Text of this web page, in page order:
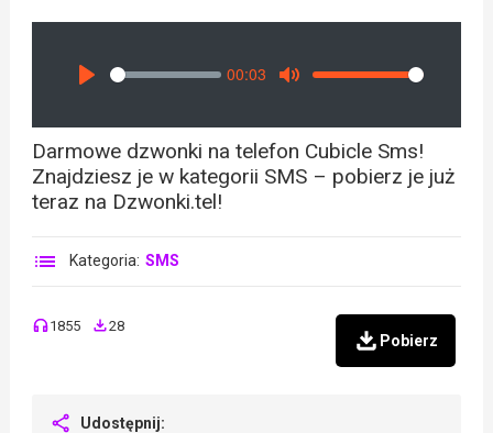
Seek
00:03
Volume
Darmowe dzwonki na telefon Cubicle Sms!
Znajdziesz je w kategorii SMS – pobierz je już
teraz na Dzwonki.tel!
Kategoria: SMS
1855 28
Pobierz
Udostępnij: